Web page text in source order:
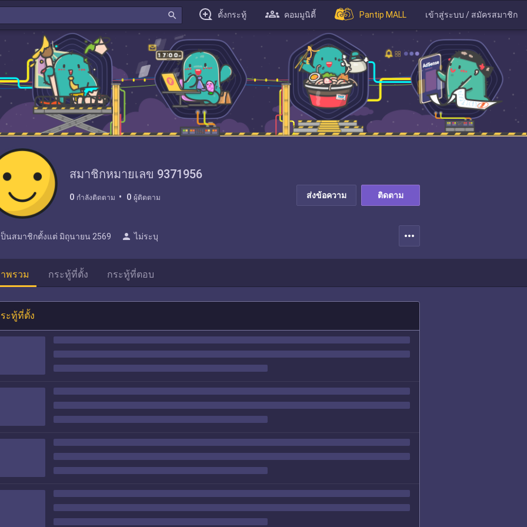
search ตั้งกระทู้ คอมมูนิตี้ Pantip MALL เข้าสู่ระบบ / สมัครสมาชิก
สมาชิกหมายเลข 9371956
0 กำลังติดตาม 0 ผู้ติดตาม ส่งข้อความ ติดตาม
ป็นสมาชิกตั้งแต่ มิถุนายน 2569 person ไม่ระบุ more_horiz
พรวม กระทู้ที่ตั้ง กระทู้ที่ตอบ
ะทู้ที่ตั้ง